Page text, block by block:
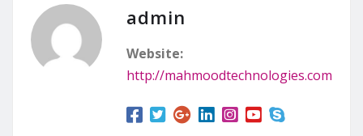
admin
Website:
http://mahmoodtechnologies.com